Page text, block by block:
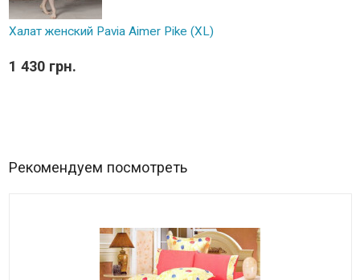
Халат женский Pavia Aimer Pike (XL)
1 430 грн.
Рекомендуем посмотреть